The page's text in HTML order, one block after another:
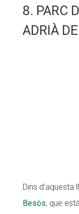
8. PARC
ADRIÀ
Dins d’aquesta
Besòs, que